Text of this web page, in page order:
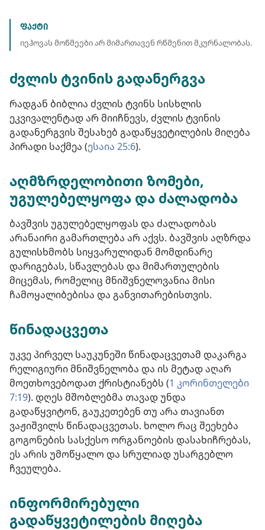
ᲤᲐᲥᲢᲘ
იეჰოვას მოწმეები არ მიმართავენ რწმენით მკურნალობას.
ძვლის ტვინის გადანერგვა
რადგან ბიბლია ძვლის ტვინს სისხლის
ეკვივალენტად არ მიიჩნევს, ძვლის ტვინის
გადანერგვის შესახებ გადაწყვეტილების მიღება
პირადი საქმეა (ესაია 25:6).
აღმზრდელობითი ზომები,
უგულებელყოფა და ძალადობა
ბავშვის უგულებელყოფას და ძალადობას
არანაირი გამართლება არ აქვს. ბავშვის აღზრდა
გულისხმობს სიყვარულიდან მომდინარე
დარიგებას, სწავლებას და მიმართულების
მიცემას, რომელიც მნიშვნელოვანია მისი
ჩამოყალიბებისა და განვითარებისთვის.
წინადაცვეთა
უკვე პირველ საუკუნეში წინადაცვეთამ დაკარგა
რელიგიური მნიშვნელობა და ის მეტად აღარ
მოეთხოვებოდათ ქრისტიანებს (1 კორინთელები
7:19). დღეს მშობლებმა თავად უნდა
გადაწყვიტონ, გაუკეთებენ თუ არა თავიანთ
ვაჟიშვილს წინადაცვეთას. ხოლო რაც შეეხება
გოგონების სასქესო ორგანოების დასახიჩრებას,
ეს არის უმოწყალო და სრულიად უსარგებლო
ჩვეულება.
ინფორმირებული
გადაწყვეტილების მიღება